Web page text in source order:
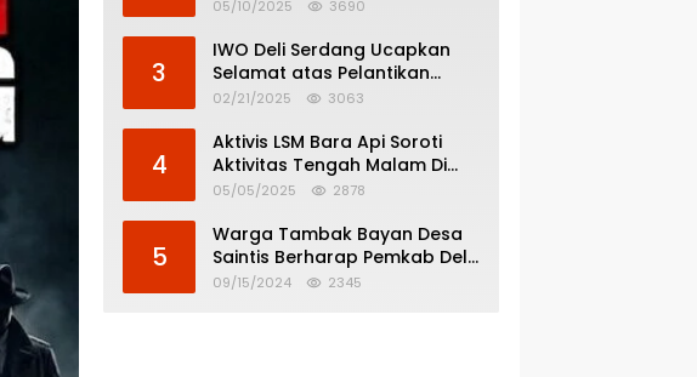
05/10/2025 3690
3
IWO Deli Serdang Ucapkan
Selamat atas Pelantikan
Bupati dan Wakil Bupati Deli
02/21/2025 3063
4
Aktivis LSM Bara Api Soroti
Aktivitas Tengah Malam Di
SPBU 14.213.228 Bandar Tinggi
05/05/2025 2878
5
Warga Tambak Bayan Desa
Saintis Berharap Pemkab Deli
Serdang Atasi Banjir
09/15/2024 2345